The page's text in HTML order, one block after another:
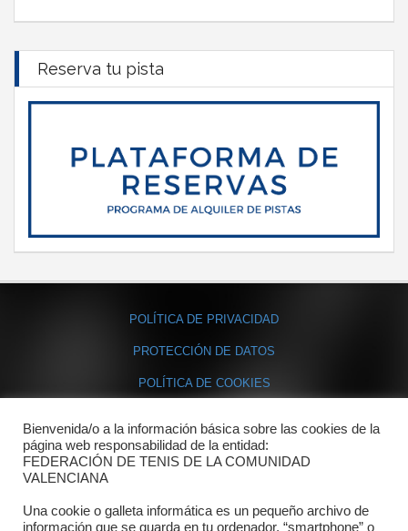
Reserva tu pista
POLÍTICA DE PRIVACIDAD
PROTECCIÓN DE DATOS
POLÍTICA DE COOKIES
Contacto
Dónde estamos
Directorio departamentos
Bienvenida/o a la información básica sobre las cookies de la
página web responsabilidad de la entidad:
FEDERACIÓN DE TENIS DE LA COMUNIDAD
VALENCIANA
Una cookie o galleta informática es un pequeño archivo de
información que se guarda en tu ordenador, “smartphone” o